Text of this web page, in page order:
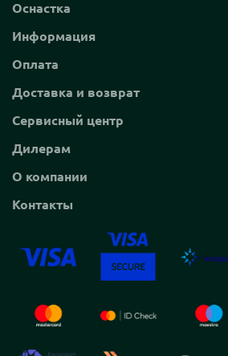
Оснастка
Информация
Оплата
Доставка и возврат
Сервисный центр
Дилерам
О компании
Контакты